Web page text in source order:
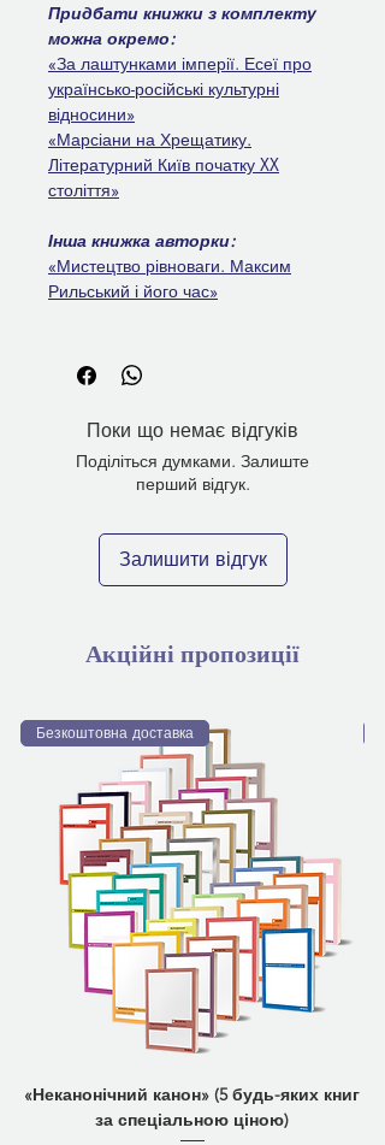
Придбати книжки з комплекту
можна окремо:
«За лаштунками імперії. Есеї про
українсько-російські культурні
відносини»
«Марсіани на Хрещатику.
Літературний Київ початку XX
століття»
Інша книжка авторки:
«Мистецтво рівноваги. Максим
Рильський і його час»
Поки що немає відгуків
Поділіться думками. Залиште
перший відгук.
Залишити відгук
Акційні пропозиції
Безкоштовна доставка
«Неканонічний канон» (5 будь-яких книг
за спеціальною ціною)